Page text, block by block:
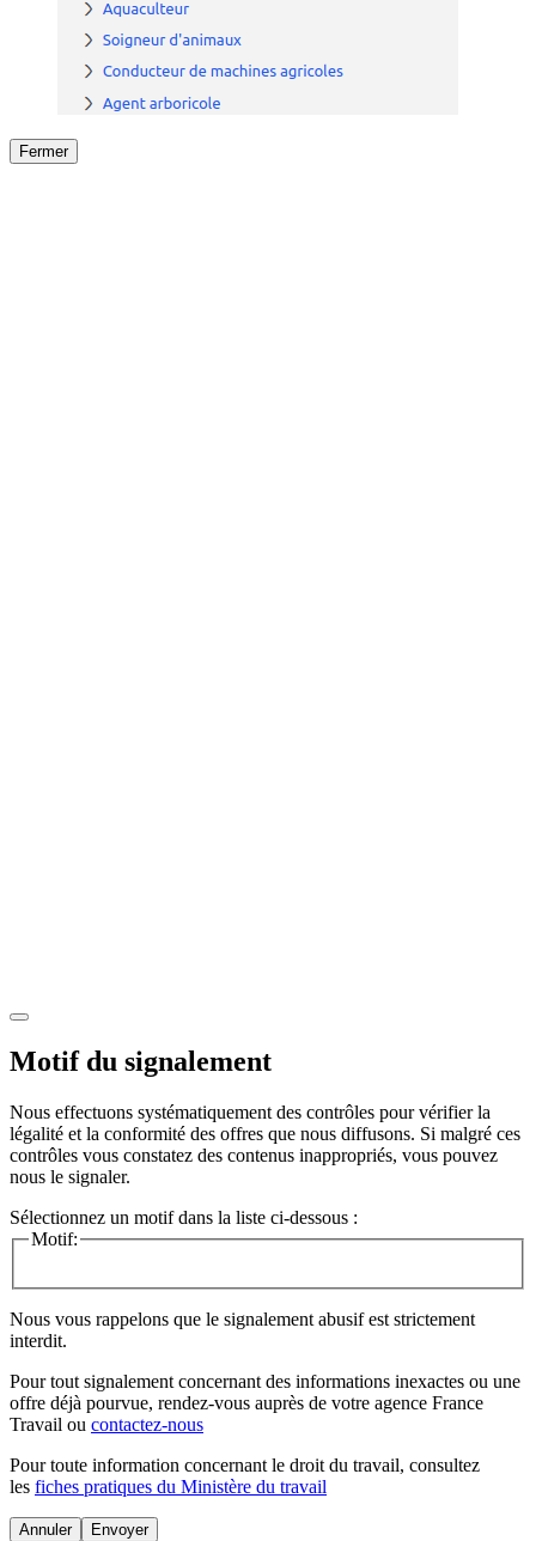
Fermer
Motif du signalement
Nous effectuons systématiquement des contrôles pour vérifier la
légalité et la conformité des offres que nous diffusons. Si malgré ces
contrôles vous constatez des contenus inappropriés, vous pouvez
nous le signaler.
Sélectionnez un motif dans la liste ci-dessous :
Motif:
Nous vous rappelons que le signalement abusif est strictement
interdit.
Pour tout signalement concernant des informations inexactes ou une
offre déjà pourvue, rendez-vous auprès de votre agence France
Travail ou contactez-nous
Pour toute information concernant le droit du travail, consultez
les fiches pratiques du Ministère du travail
Annuler